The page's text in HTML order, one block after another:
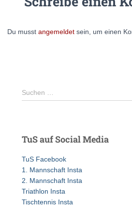
Du musst angemeldet sein, um einen
S
u
n
a
c
h
:
Suchen …
TuS auf Social Media
TuS Facebook
1. Mannschaft Insta
2. Mannschaft Insta
Triathlon Insta
Tischtennis Insta